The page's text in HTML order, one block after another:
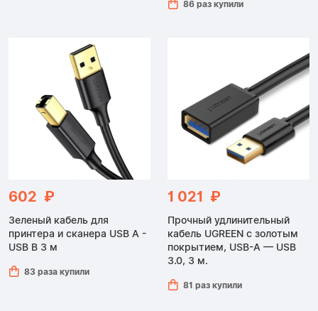
86 раз купили
602 ₽
Зеленый кабель для
принтера и сканера USB A -
USB B 3 м
83 раза купили
1 021 ₽
Прочный удлинительный
кабель UGREEN с золотым
покрытием, USB-A — USB
3.0, 3 м.
81 раз купили